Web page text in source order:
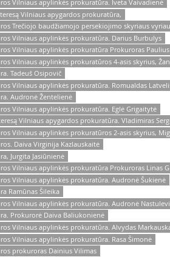
Vilniaus apylinkės prokuratūra. Iveta Vaivadienė
Vilniaus apygardos prokuratūra,
Trečiojo baudžiamojo persekiojimo skyriaus
Vilniaus apylinkės prokuratūra. Darius Burbulys
Vilniaus apylinkės prokuratūra Prokuroras
Vilniaus apylinkės prokuratūros 4-asis skyrius,
Tadeuš Osipovič
Vilniaus apylinkės prokuratūra. Romualdas
Audronė Žentelienė
Vilniaus apylinkės prokuratūra. Eglė Grigaitytė
Vilniaus apygardos prokuratūra. Vladimiras
Vilniaus apylinkės prokuratūros 2-asis skyrius,
Daiva Virginija Kazlauskaitė
Jurgita Jasiūnienė
Vilniaus apylinkės prokuratūra Prokuroras Linas
Vilniaus apylinkės prokuratūra. Audronė Šukienė
Ramūnas Šileika
Vilniaus apylinkės prokuratūra. Audronė
Prokurorė Daiva Baliukonienė
Vilniaus apylinkės prokuratūra. Alvydas
Vilniaus apylinkės prokuratūra. Rasa Šimonė
prokuroras Dainius Vilimas